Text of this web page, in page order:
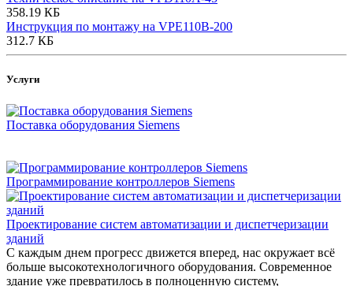
358.19 КБ
Инструкция по монтажу на VPE110B-200
312.7 КБ
Услуги
Поставка оборудования Siemens
Программирование контроллеров Siemens
Проектирование систем автоматизации и диспетчеризации
зданий
С каждым днем прогресс движется вперед, нас окружает всё
больше высокотехнологичного оборудования. Современное
здание уже превратилось в полноценную систему,